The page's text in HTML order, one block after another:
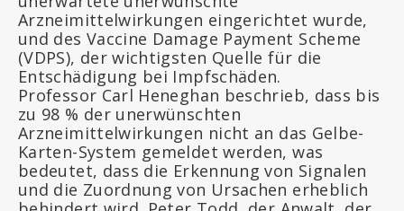
Arzneimittelwirkungen eingerichtet wurde,
und des Vaccine Damage Payment Scheme
(VDPS), der wichtigsten Quelle für die
Entschädigung bei Impfschäden.
Professor Carl Heneghan beschrieb, dass bis
zu 98 % der unerwünschten
Arzneimittelwirkungen nicht an das Gelbe-
Karten-System gemeldet werden, was
bedeutet, dass die Erkennung von Signalen
und die Zuordnung von Ursachen erheblich